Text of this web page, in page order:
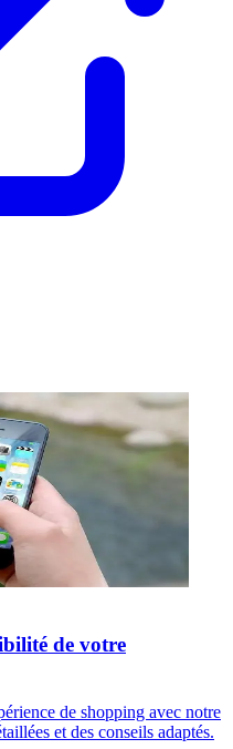
de votre
de shopping avec notre
et des conseils adaptés.